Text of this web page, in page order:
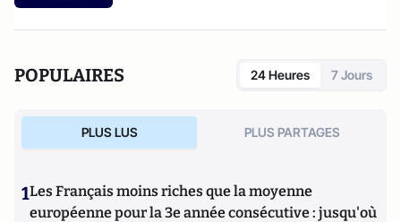
POPULAIRES 24 Heures 7 Jours
PLUS LUS PLUS PARTAGES
1Les Français moins riches que la moyenne
européenne pour la 3e année consécutive : jusqu'où